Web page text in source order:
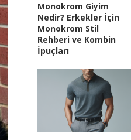
Monokrom Giyim
Nedir? Erkekler İçin
Monokrom Stil
Rehberi ve Kombin
İpuçları